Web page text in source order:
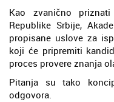
Kao zvanično
Republike Srbije,
propisane uslove za
koji će pripremiti
proces provere znanja
Pitanja su tako
odgovora.